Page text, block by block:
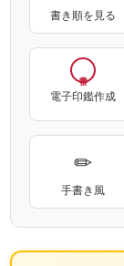
書き順を見る
電子印鑑作成
✏
手書き風